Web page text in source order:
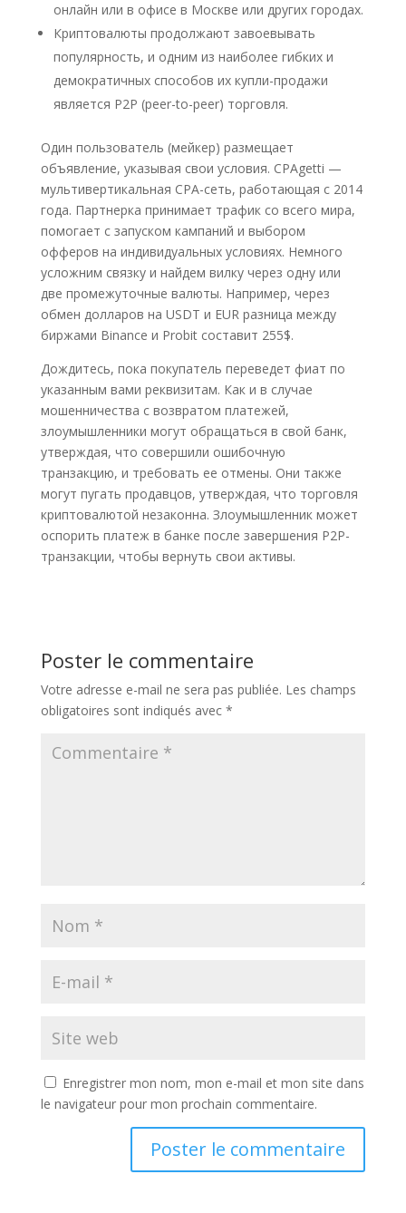
онлайн или в офисе в Москве или других городах.
Криптовалюты продолжают завоевывать
популярность, и одним из наиболее гибких и
демократичных способов их купли-продажи
является P2P (peer-to-peer) торговля.
Один пользователь (мейкер) размещает
объявление, указывая свои условия. CPAgetti —
мультивертикальная CPA-сеть, работающая с 2014
года. Партнерка принимает трафик со всего мира,
помогает с запуском кампаний и выбором
офферов на индивидуальных условиях. Немного
усложним связку и найдем вилку через одну или
две промежуточные валюты. Например, через
обмен долларов на USDT и EUR разница между
биржами Binance и Probit составит 255$.
Дождитесь, пока покупатель переведет фиат по
указанным вами реквизитам. Как и в случае
мошенничества с возвратом платежей,
злоумышленники могут обращаться в свой банк,
утверждая, что совершили ошибочную
транзакцию, и требовать ее отмены. Они также
могут пугать продавцов, утверждая, что торговля
криптовалютой незаконна. Злоумышленник может
оспорить платеж в банке после завершения P2P-
транзакции, чтобы вернуть свои активы.
Poster le commentaire
Votre adresse e-mail ne sera pas publiée. Les champs
obligatoires sont indiqués avec *
Enregistrer mon nom, mon e-mail et mon site dans
le navigateur pour mon prochain commentaire.